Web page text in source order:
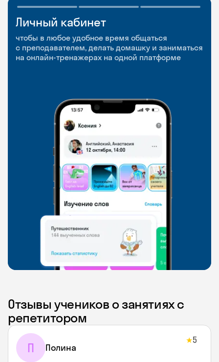
Личный кабинет
чтобы в любое удобное время общаться
с преподавателем, делать домашку и заниматься
на онлайн-тренажерах на одной платформе
Мобильное
приложение
чтобы заниматься и изучать новые слова где
и когда удобно
Разговорные клубы
и Talks
Групповые занятия для разговорной практики
и индивидуальные встречи с преподавателями
Отзывы учеников о занятиях с
репетитором
П Полина
★5